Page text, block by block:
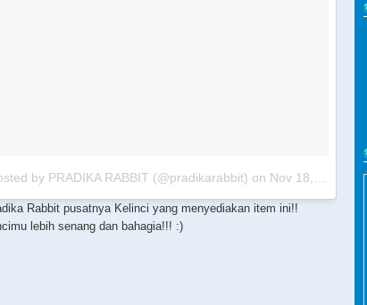
by PRADIKA RABBIT (@pradikarabbit) on Nov 18, 2015 at 4:41pm PST
Rabbit pusatnya Kelinci yang menyediakan item ini!!
lebih senang dan bahagia!!! :)